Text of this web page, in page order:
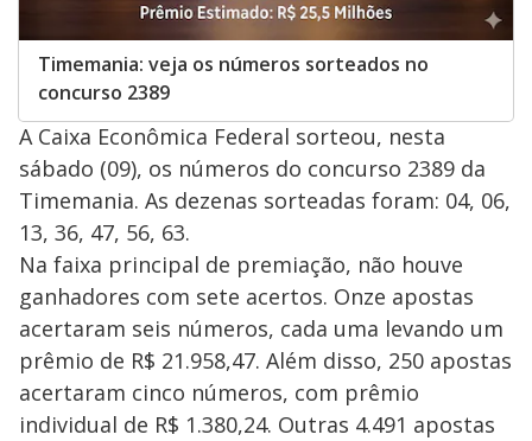
Timemania: veja os números sorteados no
concurso 2389
A Caixa Econômica Federal sorteou, nesta
sábado (09), os números do concurso 2389 da
Timemania. As dezenas sorteadas foram: 04, 06,
13, 36, 47, 56, 63.
Na faixa principal de premiação, não houve
ganhadores com sete acertos. Onze apostas
acertaram seis números, cada uma levando um
prêmio de R$ 21.958,47. Além disso, 250 apostas
acertaram cinco números, com prêmio
individual de R$ 1.380,24. Outras 4.491 apostas